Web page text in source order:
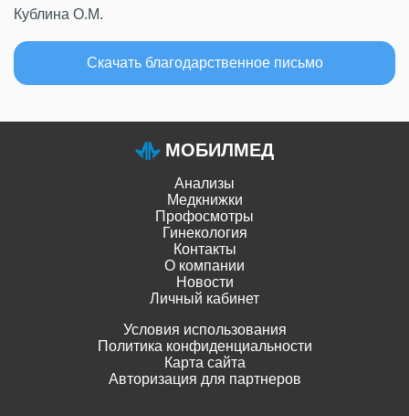
Кублина О.М.
Скачать благодарственное письмо
МОБИЛМЕД
Анализы
Медкнижки
Профосмотры
Гинекология
Контакты
О компании
Новости
Личный кабинет
Условия использования
Политика конфиденциальности
Карта сайта
Авторизация для партнеров